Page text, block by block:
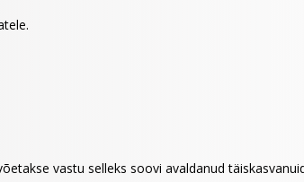
vastu selleks soovi avaldanud